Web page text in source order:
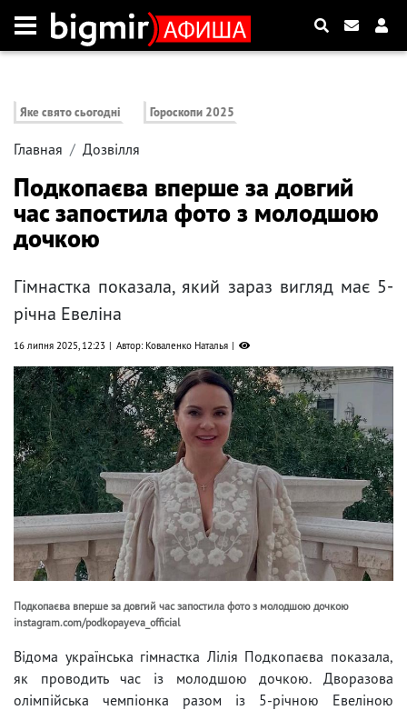
Яке свято сьогодні Гороскопи 2025
Главная Дозвілля
Подкопаєва вперше за довгий
час запостила фото з молодшою
дочкою
Гімнастка показала, який зараз вигляд має 5-
річна Евеліна
16 липня 2025, 12:23 Автор: Коваленко Наталья
Подкопаєва вперше за довгий час запостила фото з молодшою дочкою
instagram.com/podkopayeva_official
Відома українська гімнастка Лілія Подкопаєва показала,
як проводить час із молодшою дочкою. Дворазова
олімпійська чемпіонка разом із 5-річною Евеліною